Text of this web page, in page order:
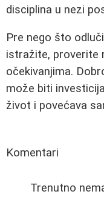
disciplina u nezi
Pre nego što
istražite, proverite
očekivanjima.
može biti
život i povećava
Komentari
Trenutno